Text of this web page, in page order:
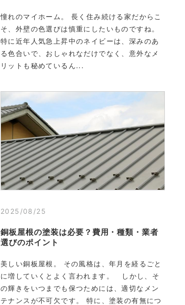
憧れのマイホーム。 長く住み続ける家だからこ
そ、外壁の色選びは慎重にしたいものですね。
特に近年人気急上昇中のネイビーは、深みのあ
る色合いで、おしゃれなだけでなく、意外なメ
リットも秘めているん...
2025/08/25
銅板屋根の塗装は必要？費用・種類・業者
選びのポイント
美しい銅板屋根。 その風格は、年月を経るごと
に増していくとよく言われます。 しかし、そ
の輝きをいつまでも保つためには、適切なメン
テナンスが不可欠です。 特に、塗装の有無につ